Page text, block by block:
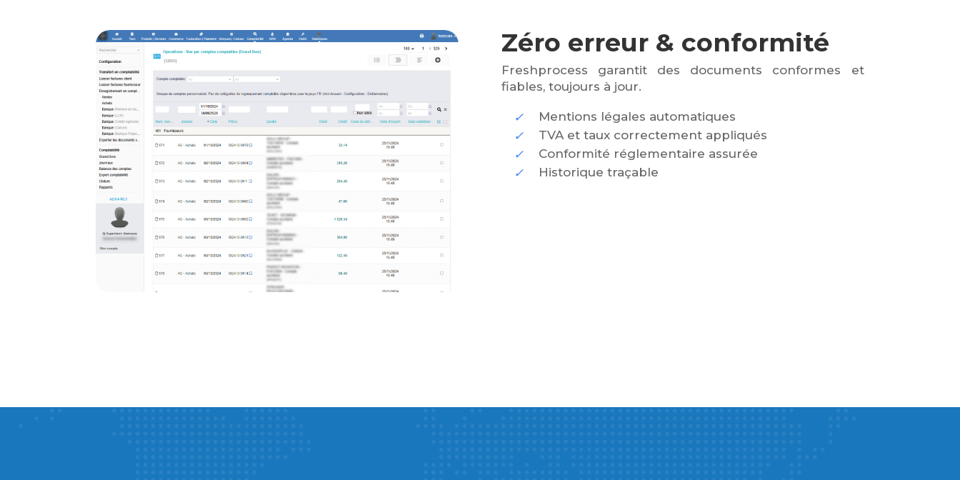
Zéro erreur & conformité
Freshprocess garantit des documents conformes et
fiables, toujours à jour.
Mentions légales automatiques
TVA et taux correctement appliqués
Conformité réglementaire assurée
Historique traçable